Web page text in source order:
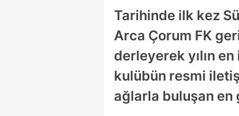
Tarihinde ilk kez
Arca Çorum FK
derleyerek yılın en
kulübün resmi
ağlarla buluşan